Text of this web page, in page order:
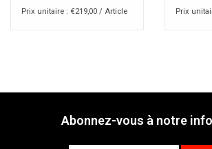
Prix unitaire : €219,00 / Article Prix
Abonnez-vous à notre